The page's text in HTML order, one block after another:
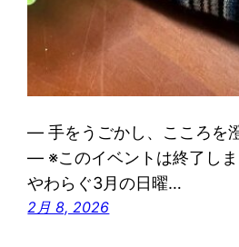
― 手をうごかし、こころを
― ※このイベントは終了し
やわらぐ3月の日曜…
2月 8, 2026